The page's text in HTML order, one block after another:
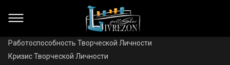
Работоспособность Творческой Личности
Кризис Творческой Личности